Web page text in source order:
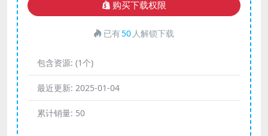
购买下载权限
已有50 人解锁下载
包含资源: (1个)
最近更新: 2025-01-04
累计销量: 50